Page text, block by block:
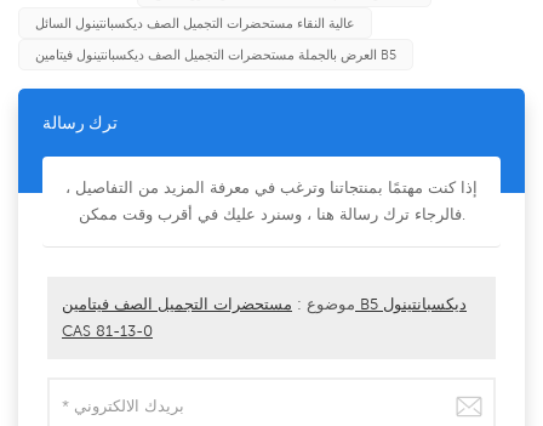
عالية النقاء مستحضرات التجميل الصف ديكسبانتينول السائل
العرض بالجملة مستحضرات التجميل الصف ديكسبانتينول فيتامين B5
ترك رسالة
إذا كنت مهتمًا بمنتجاتنا وترغب في معرفة المزيد من التفاصيل ،
فالرجاء ترك رسالة هنا ، وسنرد عليك في أقرب وقت ممكن.
موضوع : مستحضرات التجميل الصف فيتامين B5 ديكسبانتينول
CAS 81-13-0